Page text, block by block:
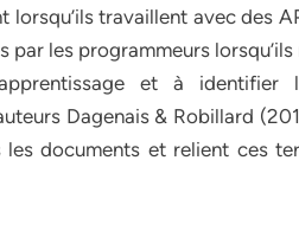
travaillent avec des
les programmeurs
et à identifier
Dagenais & Robillard
documents et relient ces